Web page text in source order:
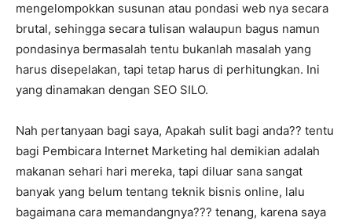
mengelompokkan susunan atau pondasi web nya secara
brutal, sehingga secara tulisan walaupun bagus namun
pondasinya bermasalah tentu bukanlah masalah yang
harus disepelakan, tapi tetap harus di perhitungkan. Ini
yang dinamakan dengan SEO SILO.
Nah pertanyaan bagi saya, Apakah sulit bagi anda?? tentu
bagi Pembicara Internet Marketing hal demikian adalah
makanan sehari hari mereka, tapi diluar sana sangat
banyak yang belum tentang teknik bisnis online, lalu
bagaimana cara memandangnya??? tenang, karena saya